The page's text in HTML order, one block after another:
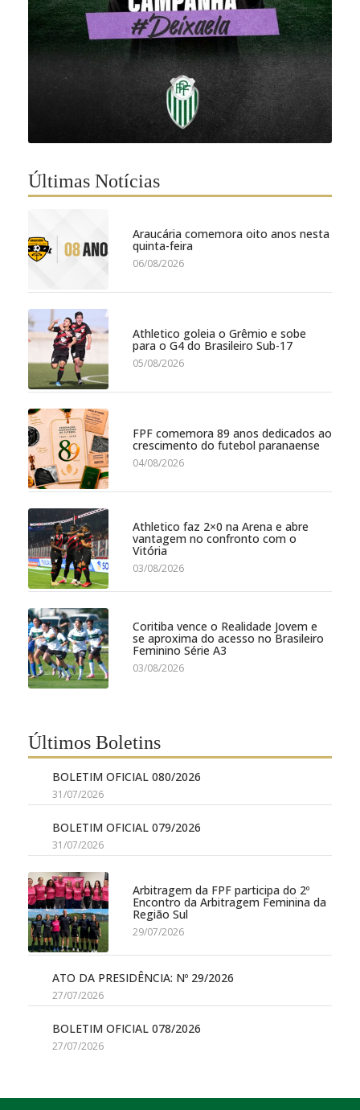
Últimas Notícias
Araucária comemora oito anos nesta
quinta-feira
06/08/2026
Athletico goleia o Grêmio e sobe
para o G4 do Brasileiro Sub-17
05/08/2026
FPF comemora 89 anos dedicados ao
crescimento do futebol paranaense
04/08/2026
Athletico faz 2×0 na Arena e abre
vantagem no confronto com o
Vitória
03/08/2026
Coritiba vence o Realidade Jovem e
se aproxima do acesso no Brasileiro
Feminino Série A3
03/08/2026
Últimos Boletins
BOLETIM OFICIAL 080/2026
31/07/2026
BOLETIM OFICIAL 079/2026
31/07/2026
Arbitragem da FPF participa do 2º
Encontro da Arbitragem Feminina da
Região Sul
29/07/2026
ATO DA PRESIDÊNCIA: Nº 29/2026
27/07/2026
BOLETIM OFICIAL 078/2026
27/07/2026